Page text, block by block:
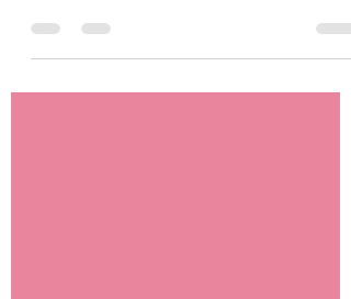
invadente? Se non ne hai una,
quell’amica potresti essere tu....